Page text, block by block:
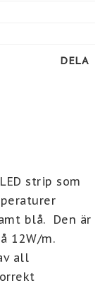
DELA
strip som
blå.  Den är
12W/m.
all